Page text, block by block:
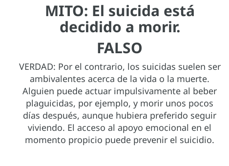
MITO: El suicida está
decidido a morir.
FALSO
VERDAD: Por el contrario, los suicidas suelen ser
ambivalentes acerca de la vida o la muerte.
Alguien puede actuar impulsivamente al beber
plaguicidas, por ejemplo, y morir unos pocos
días después, aunque hubiera preferido seguir
viviendo. El acceso al apoyo emocional en el
momento propicio puede prevenir el suicidio.